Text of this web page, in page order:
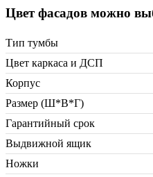
Цвет фасадов можно
Тип тумбы
Цвет каркаса и ДСП
Корпус
Размер (Ш*В*Г)
Гарантийный срок
Выдвижной ящик
Ножки